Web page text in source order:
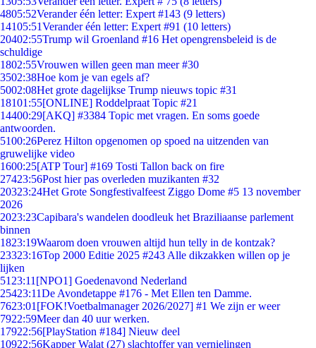
4805:52Verander één letter: Expert #143 (9 letters)
14105:51Verander één letter: Expert #91 (10 letters)
20402:55Trump wil Groenland #16 Het opengrensbeleid is de
schuldige
1802:55Vrouwen willen geen man meer #30
3502:38Hoe kom je van egels af?
5002:08Het grote dagelijkse Trump nieuws topic #31
18101:55[ONLINE] Roddelpraat Topic #21
14400:29[AKQ] #3384 Topic met vragen. En soms goede
antwoorden.
5100:26Perez Hilton opgenomen op spoed na uitzenden van
gruwelijke video
1600:25[ATP Tour] #169 Tosti Tallon back on fire
27423:56Post hier pas overleden muzikanten #32
20323:24Het Grote Songfestivalfeest Ziggo Dome #5 13 november
2026
2023:23Capibara's wandelen doodleuk het Braziliaanse parlement
binnen
1823:19Waarom doen vrouwen altijd hun telly in de kontzak?
23323:16Top 2000 Editie 2025 #243 Alle dikzakken willen op je
lijken
51 23:11 [NPO1] Goedenavond Nederland
25423:11De Avondetappe #176 - Met Ellen ten Damme.
7623:01 [FOK!Voetbalmanager 2026/2027] #1 We zijn er weer
7922:59Meer dan 40 uur werken.
17922:56[PlayStation #184] Nieuw deel
10922:56Kapper Walat (27) slachtoffer van vernielingen